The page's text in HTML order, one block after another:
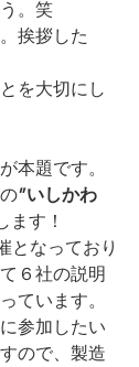
。笑
挨拶した
を大切にし
本題です。
”いしかわ
ます！
となっており
６社の説明
ています。
参加したい
ので、製造